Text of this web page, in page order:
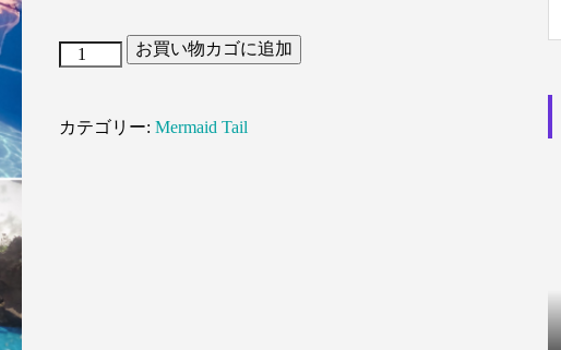
Star
の
お買い物カゴに追加
カテゴリー: Mermaid Tail